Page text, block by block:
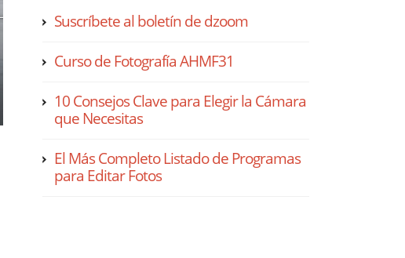
Suscríbete al boletín de dzoom
Curso de Fotografía AHMF31
10 Consejos Clave para Elegir la Cámara
que Necesitas
El Más Completo Listado de Programas
para Editar Fotos